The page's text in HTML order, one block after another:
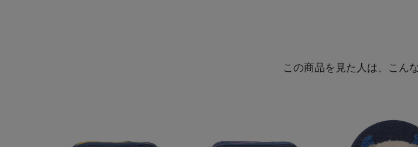
この商品を見た人は、こん